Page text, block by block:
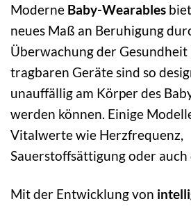
Moderne Baby-Wearables
neues Maß an Beruhigung
Überwachung der Gesundheit
tragbaren Geräte sind so
unauffällig am Körper des
werden können. Einige
Vitalwerte wie Herzfrequenz,
Sauerstoffsättigung oder
Mit der Entwicklung von